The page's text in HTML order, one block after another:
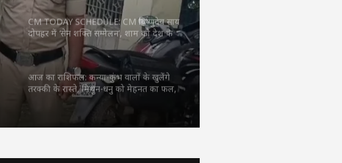
CM TODAY SCHEDULE: CM विष्णुदेव साय
दोपहर में ‘सेन शक्ति सम्मेलन’, शाम को देश के
बड़े Youth Conclave में होंगे शामिल, जानें
पूरा शेड्यूल…
आज का राशिफल: कन्या-कुंभ वालों के खुलेंगे
तरक्की के रास्ते, मिथुन-धनु को मेहनत का फल,
12 राशियों के लिए कैसा रहेगा दिन
पदयात्रा, 16 अगस्त को होगा जलाभिषेक